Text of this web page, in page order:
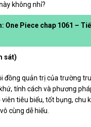
không nhỉ?
One Piece chap 1061 –
sát)
đồng quản trị của trường
tính cách và phương
viên tiêu biểu, tốt bụng,
cùng dễ hiểu.